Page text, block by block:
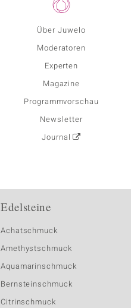
Über Juwelo
Moderatoren
Experten
Magazine
Programmvorschau
Newsletter
Journal
Edelsteine
Achatschmuck
Amethystschmuck
Aquamarinschmuck
Bernsteinschmuck
Citrinschmuck